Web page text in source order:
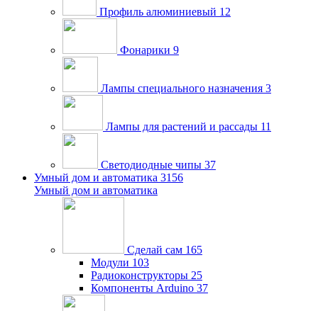
Профиль алюминиевый 12
Фонарики 9
Лампы специального назначения 3
Лампы для растений и рассады 11
Светодиодные чипы 37
Умный дом и автоматика 3156
Умный дом и автоматика
Сделай сам 165
Модули 103
Радиоконструкторы 25
Компоненты Arduino 37